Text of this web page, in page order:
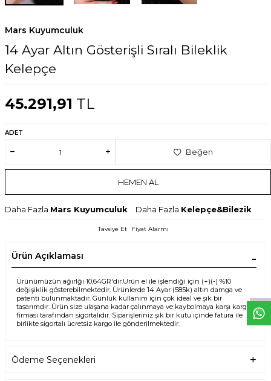
WhtsppDeseHatt
Mars Kuyumculuk
14 Ayar Altın Gösterişli Sıralı Bileklik
Kelepçe
45.291,91 TL
ADET
Beğen
HEMEN AL
Daha Fazla Mars Kuyumculuk Daha Fazla Kelepçe&Bilezik
Tavsiye Et Fiyat Alarmı
Ürün Açıklaması
Ürünümüzün ağırlğı 10,64GR'dir.Ürün el ile işlendiği için (+)(-) %10
değişiklik gösterebilmektedir. Ürünlerde 14 Ayar (585k) altın damga ve
patenti bulunmaktadır. Günlük kullanım için çok ideal ve şık bir
tasarımdır. Ürün size ulaşana kadar çalınmaya ve kaybolmaya karşı kargo
firması tarafından sigortalıdır. Siparişleriniz şık bir kutu içinde fatura ile
birlikte sigortalı ücretsiz kargo ile gönderilmektedir.
Ödeme Seçenekleri